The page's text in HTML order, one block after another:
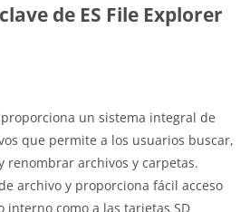
de ES File Explorer
proporciona un sistema integral de
que permite a los usuarios buscar,
renombrar archivos y carpetas.
archivo y proporciona fácil acceso
interno como a las tarjetas SD